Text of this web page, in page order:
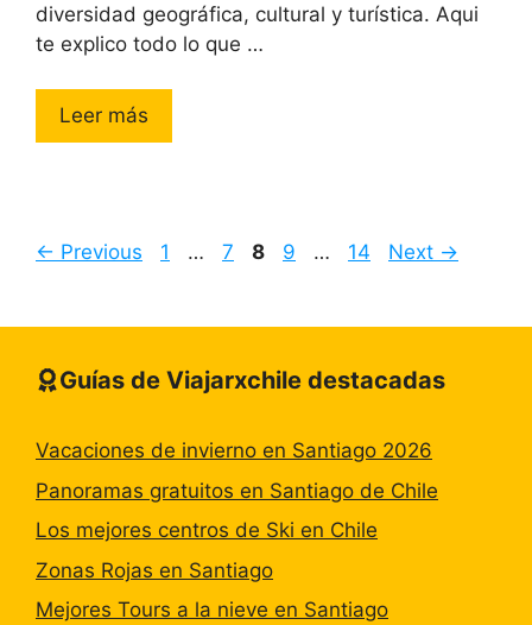
diversidad geográfica, cultural y turística. Aqui
te explico todo lo que …
Leer más
← Previous Page
1 … Page
7 Page
8 Page
9 … Page
14 Next →
Guías de Viajarxchile destacadas
Vacaciones de invierno en Santiago 2026
Panoramas gratuitos en Santiago de Chile
Los mejores centros de Ski en Chile
Zonas Rojas en Santiago
Mejores Tours a la nieve en Santiago